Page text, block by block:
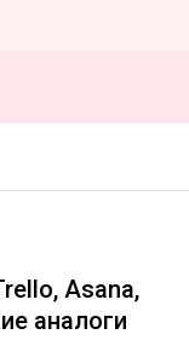
Asana,
аналоги